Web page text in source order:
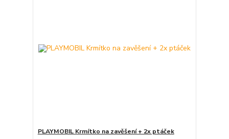
PLAYMOBIL Krmítko na zavěšení + 2x ptáček